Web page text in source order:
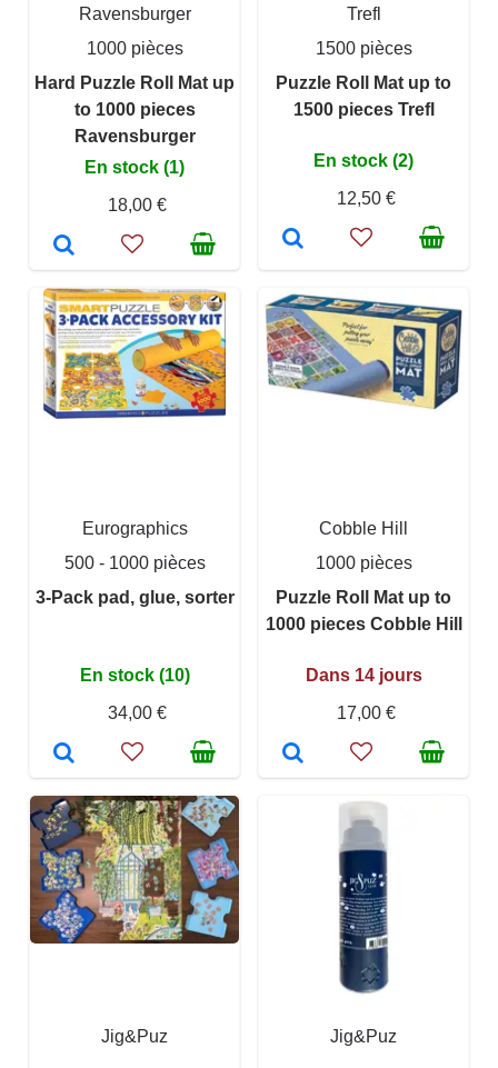
Ravensburger
1000 pièces
Hard Puzzle Roll Mat up
to 1000 pieces
Ravensburger
En stock (1)
18,00 €
Trefl
1500 pièces
Puzzle Roll Mat up to
1500 pieces Trefl
En stock (2)
12,50 €
Eurographics
500 - 1000 pièces
3-Pack pad, glue, sorter
En stock (10)
34,00 €
Cobble Hill
1000 pièces
Puzzle Roll Mat up to
1000 pieces Cobble Hill
Dans 14 jours
17,00 €
Jig&Puz Jig&Puz